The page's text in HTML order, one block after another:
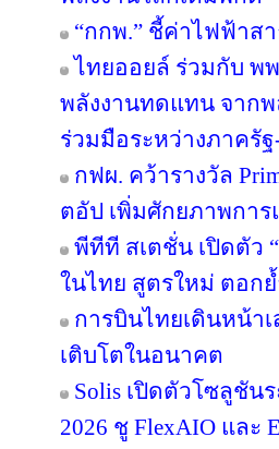
“กกพ.” ชี้ค่าไฟฟ้าส
ไทยออยล์ ร่วมกับ พ
พลังงานทดแทน จากพ
ร่วมมือระหว่างภาครั
กฟผ. คว้ารางวัล
ตอัป เพิ่มศักยภาพกา
พีทีที สเตชั่น เปิดตัว
ในไทย สูตรใหม่ ตอก
การบินไทยเดินหน้า
เติบโตในอนาคต
Solis เปิดตัวโซลูชัน
2026 ชู FlexAIO และ